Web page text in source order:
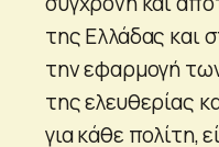
της Ελλάδας και
την εφαρμογή
της ελευθερίας
για κάθε πολίτη,